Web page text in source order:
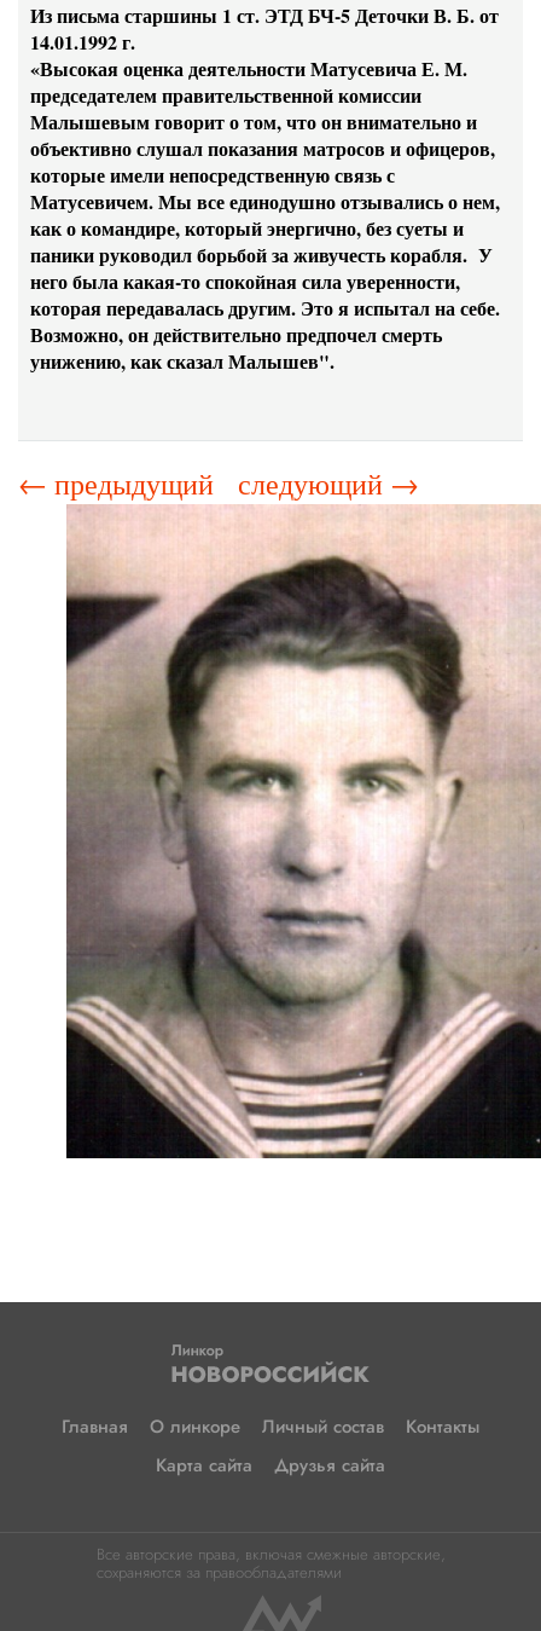
Из письма старшины 1 ст. ЭТД БЧ-5 Деточки В. Б. от
14.01.1992 г.
«Высокая оценка деятельности Матусевича Е. М.
председателем правительственной комиссии
Малышевым говорит о том, что он внимательно и
объективно слушал показания матросов и офицеров,
которые имели непосредственную связь с
Матусевичем. Мы все единодушно отзывались о нем,
как о командире, который энергично, без суеты и
паники руководил борьбой за живучесть корабля. У
него была какая-то спокойная сила уверенности,
которая передавалась другим. Это я испытал на себе.
Возможно, он действительно предпочел смерть
унижению, как сказал Малышев".
← предыдущий следующий →
Главная О линкоре Личный состав
Контакты
Карта сайта
Друзья сайта
Все авторские права, включая смежные авторские,
сохраняются за правообладателями